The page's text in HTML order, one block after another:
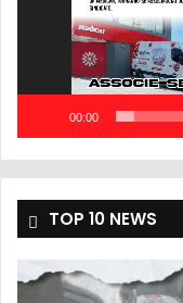
00:00
TOP 10 NEWS